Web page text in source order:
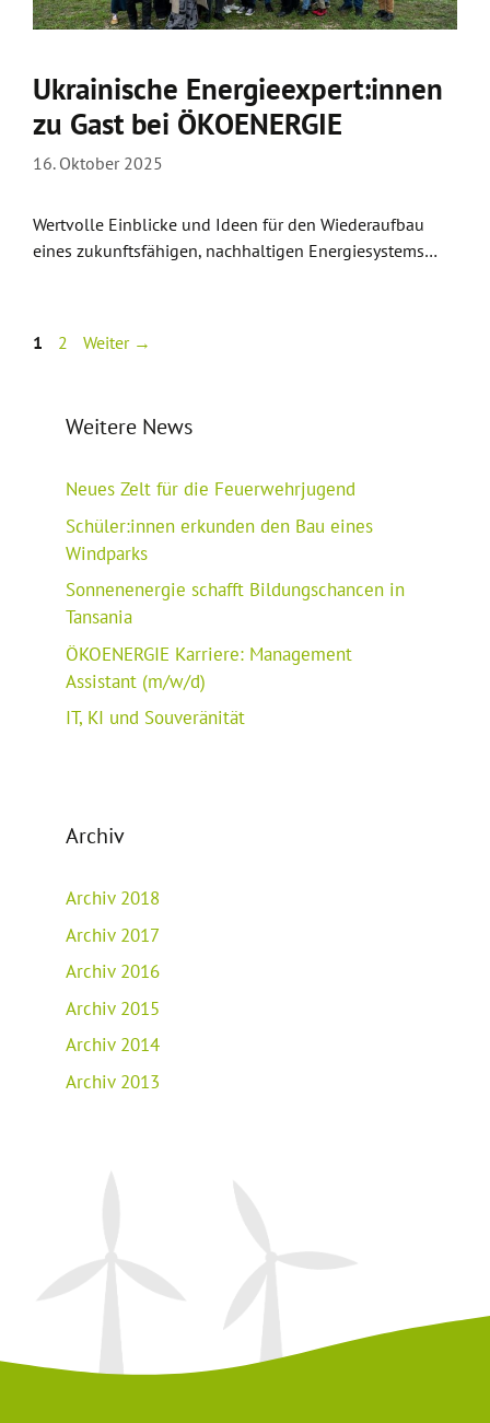
Ukrainische Energieexpert:innen
zu Gast bei ÖKOENERGIE
16. Oktober 2025
Wertvolle Einblicke und Ideen für den Wiederaufbau
eines zukunftsfähigen, nachhaltigen Energiesystems…
Seite
1 Seite
2 Weiter →
Weitere News
Neues Zelt für die Feuerwehrjugend
Schüler:innen erkunden den Bau eines
Windparks
Sonnenenergie schafft Bildungschancen in
Tansania
ÖKOENERGIE Karriere: Management
Assistant (m/w/d)
IT, KI und Souveränität
Archiv
Archiv 2018
Archiv 2017
Archiv 2016
Archiv 2015
Archiv 2014
Archiv 2013